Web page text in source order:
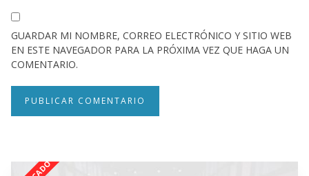
GUARDAR MI NOMBRE, CORREO ELECTRÓNICO Y SITIO WEB
EN ESTE NAVEGADOR PARA LA PRÓXIMA VEZ QUE HAGA UN
COMENTARIO.